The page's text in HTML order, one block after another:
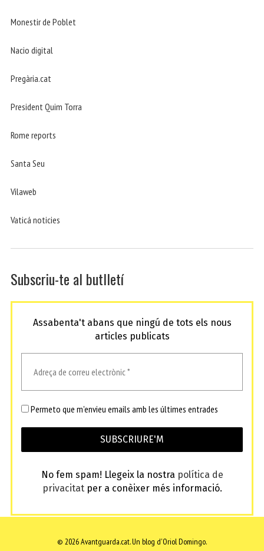
Monestir de Poblet
Nacio digital
Pregària.cat
President Quim Torra
Rome reports
Santa Seu
Vilaweb
Vaticá noticies
Subscriu-te al butlletí
Assabenta't abans que ningú de tots els nous
articles publicats
Permeto que m'envieu emails amb les últimes entrades
No fem spam! Llegeix la nostra política de
privacitatper a conèixer més informació.
© 2026 Avantguarda.cat.Un blog d'Oriol Domingo.